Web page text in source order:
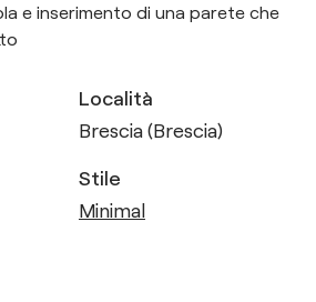
e inserimento di una parete che
Località
Brescia (Brescia)
Stile
Minimal